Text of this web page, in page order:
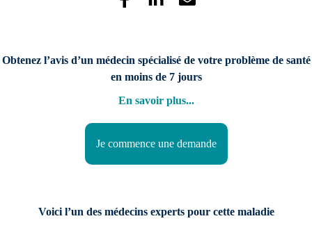
Obtenez l’avis d’un médecin spécialisé de votre problème de santé
en moins de 7 jours
En savoir plus...
Je commence une demande
Voici l’un des médecins experts pour cette maladie